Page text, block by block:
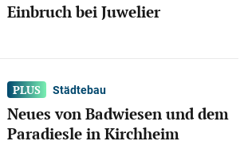
Einbruch bei Juwelier
Städtebau
Neues von Badwiesen und dem
Paradiesle in Kirchheim